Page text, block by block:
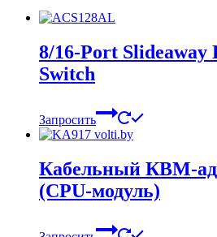
8/16-Port
Switch
Запросить
Кабельный КВМ-
(CPU-модуль)